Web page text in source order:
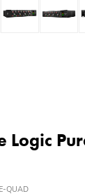
Logic
QUAD